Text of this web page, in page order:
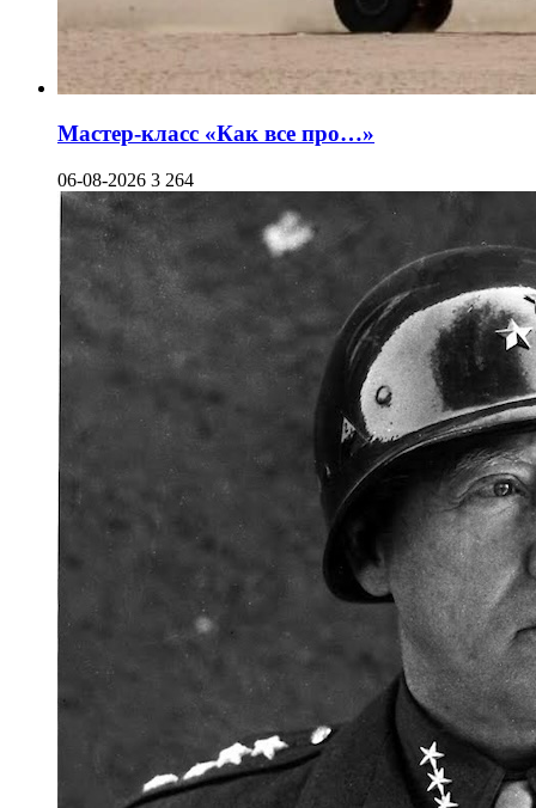
Мастер-класс «Как все про…»
06-08-2026 3 264